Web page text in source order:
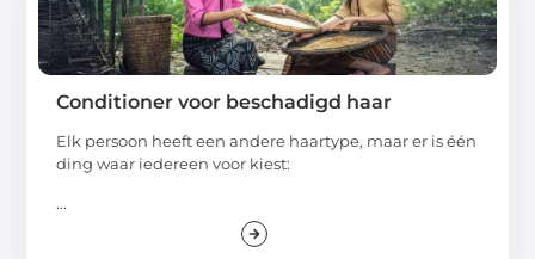
Conditioner voor beschadigd haar
Elk persoon heeft een andere haartype, maar er is één
ding waar iedereen voor kiest:
...